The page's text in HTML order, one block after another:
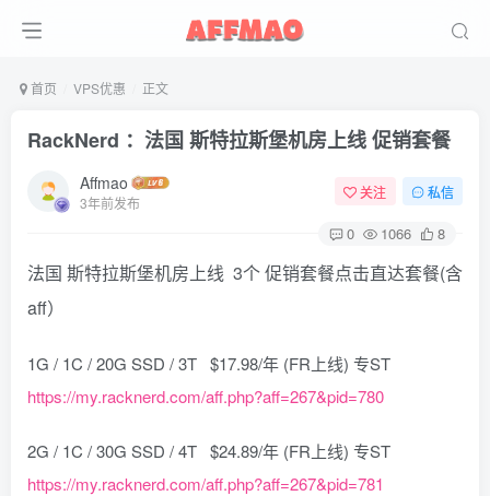
首页 VPS优惠 正文
RackNerd ：法国 斯特拉斯堡机房上线 促销套餐
Affmao
3年前发布
关注 私信
0 1066 8
法国 斯特拉斯堡机房上线 3个 促销套餐点击直达套餐(含
aff）
1G / 1C / 20G SSD / 3T $17.98/年 (FR上线) 专ST
https://my.racknerd.com/aff.php?aff=267&pid=780
2G / 1C / 30G SSD / 4T $24.89/年 (FR上线) 专ST
https://my.racknerd.com/aff.php?aff=267&pid=781